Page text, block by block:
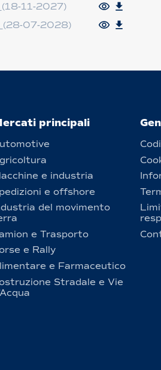
11-2027)
07-2028)
principali
e industria
e offshore
del movimento
e Trasporto
e Rally
e Farmaceutico
Stradale e Vie